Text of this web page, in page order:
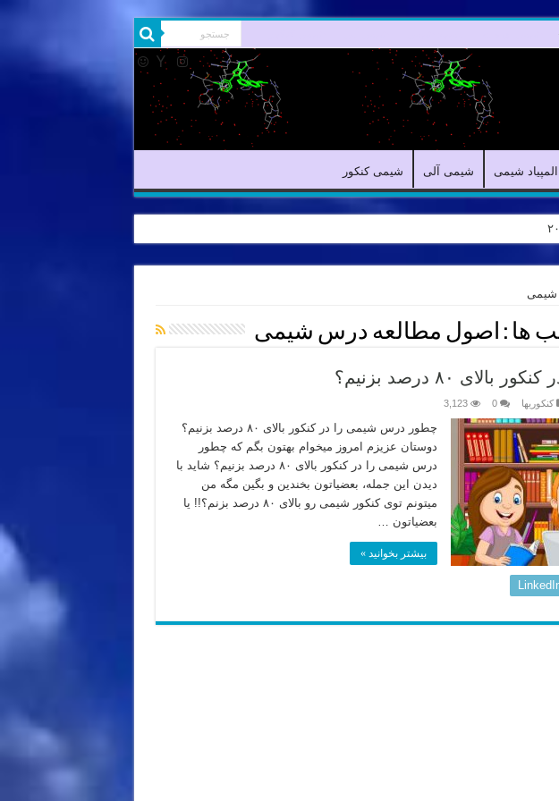
المپیاد شیمی شیمی آلی شیمی کنکور
شیمی
ها : اصول مطالعه درس شیمی
۸۰ درصد بزنیم؟
کنکوریها 0
3,123
چطور درس شیمی را در کنکور بالای ۸۰ درصد بزنیم؟
دوستان عزیزم امروز میخوام بهتون بگم که چطور
درس شیمی را در کنکور بالای ۸۰ درصد بزنیم؟ شاید با
دیدن این جمله، بعضیاتون بخندین و بگین مگه من
میتونم توی کنکور شیمی رو بالای ۸۰ درصد بزنم؟!! یا
بعضیاتون …
بیشتر بخوانید »